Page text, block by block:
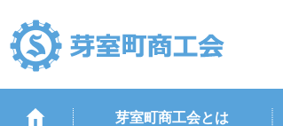
芽室町商工会とは